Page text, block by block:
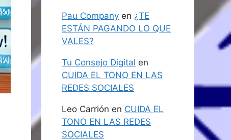
Pau Company en ¿TE
ESTÁN PAGANDO LO QUE
VALES?
Tu Consejo Digital en
CUIDA EL TONO EN LAS
REDES SOCIALES
Leo Carrión en CUIDA EL
TONO EN LAS REDES
SOCIALES